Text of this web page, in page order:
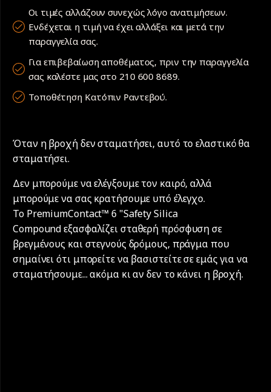
Οι τιμές αλλάζουν συνεχώς λόγο ανατιμήσεων.
Ενδέχεται η τιμή να έχει αλλάξει και μετά την
παραγγελία σας.
Για επιβεβαίωση αποθέματος, πριν την παραγγελία
σας καλέστε μας στο 210 600 8689.
Τοποθέτηση Κατόπιν Ραντεβού.
Όταν η βροχή δεν σταματήσει, αυτό το ελαστικό θα
σταματήσει.
Δεν μπορούμε να ελέγξουμε τον καιρό, αλλά
μπορούμε να σας κρατήσουμε υπό έλεγχο.
Το PremiumContact™ 6 "Safety Silica
Compound εξασφαλίζει σταθερή πρόσφυση σε
βρεγμένους και στεγνούς δρόμους, πράγμα που
σημαίνει ότι μπορείτε να βασιστείτε σε εμάς για να
σταματήσουμε... ακόμα κι αν δεν το κάνει η βροχή.